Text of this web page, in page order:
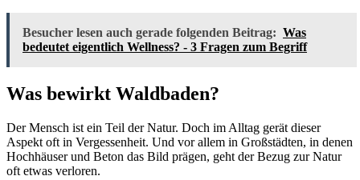
Besucher lesen auch gerade folgenden Beitrag: Was
bedeutet eigentlich Wellness? - 3 Fragen zum Begriff
Was bewirkt Waldbaden?
Der Mensch ist ein Teil der Natur. Doch im Alltag gerät dieser
Aspekt oft in Vergessenheit. Und vor allem in Großstädten, in denen
Hochhäuser und Beton das Bild prägen, geht der Bezug zur Natur
oft etwas verloren.